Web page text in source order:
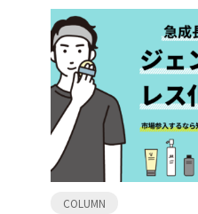
COLUMN